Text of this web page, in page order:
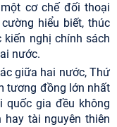
cơ chế đối thoại
hiểu biết, thúc
nghị chính sách
nước.
giữa hai nước, Thứ
tương đồng lớn nhất
quốc gia đều không
tài nguyên thiên